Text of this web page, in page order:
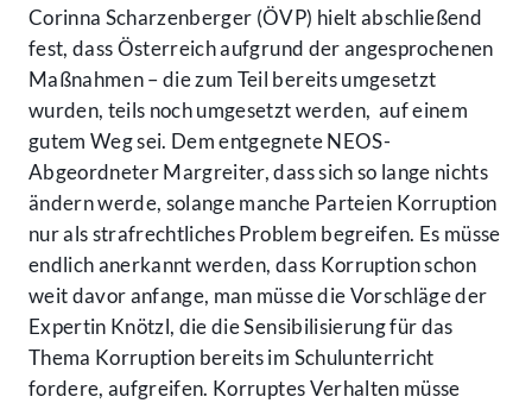
Corinna Scharzenberger (ÖVP) hielt abschließend
fest, dass Österreich aufgrund der angesprochenen
Maßnahmen – die zum Teil bereits umgesetzt
wurden, teils noch umgesetzt werden, auf einem
gutem Weg sei. Dem entgegnete NEOS-
Abgeordneter Margreiter, dass sich so lange nichts
ändern werde, solange manche Parteien Korruption
nur als strafrechtliches Problem begreifen. Es müsse
endlich anerkannt werden, dass Korruption schon
weit davor anfange, man müsse die Vorschläge der
Expertin Knötzl, die die Sensibilisierung für das
Thema Korruption bereits im Schulunterricht
fordere, aufgreifen. Korruptes Verhalten müsse